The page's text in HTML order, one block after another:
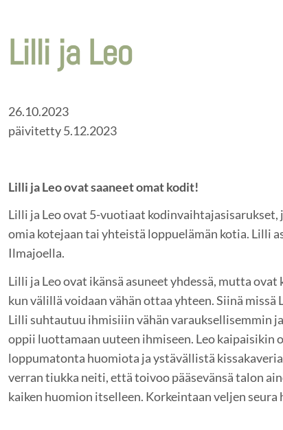
Lilli ja Leo
26.10.2023
päivitetty 5.12.2023
Lilli ja Leo ovat saaneet omat kodit!
Lilli ja Leo ovat 5-vuotiaat kodinvaihtajasisarukset,
omia kotejaan tai yhteistä loppuelämän kotia. Lilli
Ilmajoella.
Lilli ja Leo ovat ikänsä asuneet yhdessä, mutta
kun välillä voidaan vähän ottaa yhteen. Siinä missä
Lilli suhtautuu ihmisiiin vähän varauksellisemmin
oppii luottamaan uuteen ihmiseen. Leo kaipaisikin
loppumatonta huomiota ja ystävällistä
verran tiukka neiti, että toivoo pääsevänsä talon
kaiken huomion itselleen. Korkeintaan veljen seura